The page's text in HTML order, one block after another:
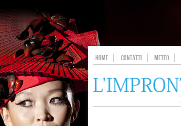
HOME CONTATTI METEO